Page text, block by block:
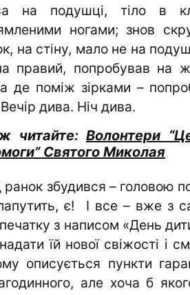
на подушці, тіло в
ногами; знов
на стіну, мало не на
правий, попробував на
де поміж зірками –
дива. Ніч дива.
читайте:Волонтери
Святого Миколая
ранок збудився – головою
є! І все – вже з
з написом «День
їй нової свіжості і
описується пункти
але хоча б